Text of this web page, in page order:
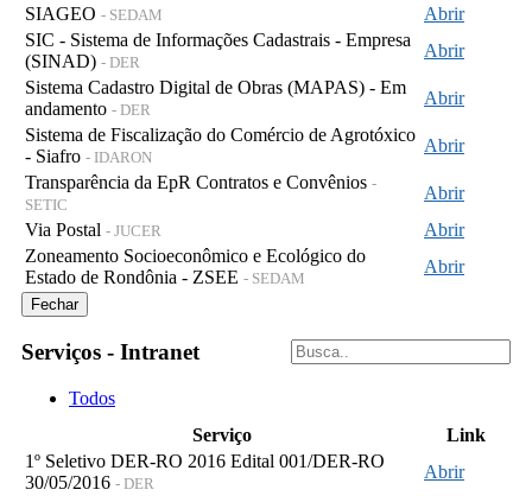
SIAGEO - SEDAM
Abrir
SIC - Sistema de Informações Cadastrais - Empresa
(SINAD) - DER
Abrir
Sistema Cadastro Digital de Obras (MAPAS) - Em
andamento - DER
Abrir
Sistema de Fiscalização do Comércio de Agrotóxico
- Siafro - IDARON
Abrir
Transparência da EpR Contratos e Convênios -
SETIC
Abrir
Via Postal - JUCER
Abrir
Zoneamento Socioeconômico e Ecológico do
Estado de Rondônia - ZSEE - SEDAM
Abrir
Fechar
Serviços - Intranet
Todos
Serviço
Link
1º Seletivo DER-RO 2016 Edital 001/DER-RO
30/05/2016 - DER
Abrir